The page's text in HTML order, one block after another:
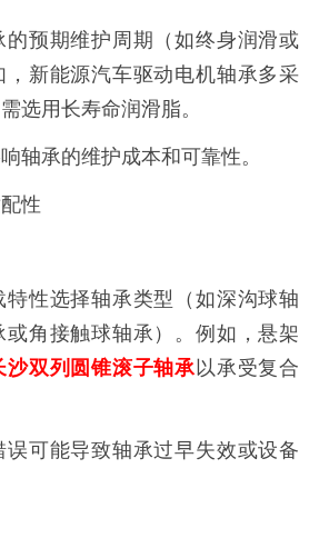
的预期维护周期（如终身润滑或
，新能源汽车驱动电机轴承多采
选用长寿命润滑脂。
轴承的维护成本和可靠性。
性
性选择轴承类型（如深沟球轴
角接触球轴承）。例如，悬架
沙双列圆锥滚子轴承以承受复合
可能导致轴承过早失效或设备